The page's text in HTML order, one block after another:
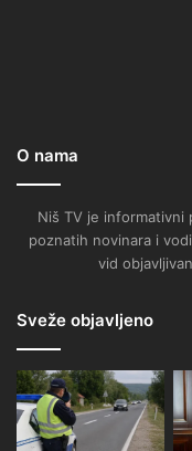
O nama
Niš TV je informativni
poznatih novinara i
vid
Sveže objavljeno